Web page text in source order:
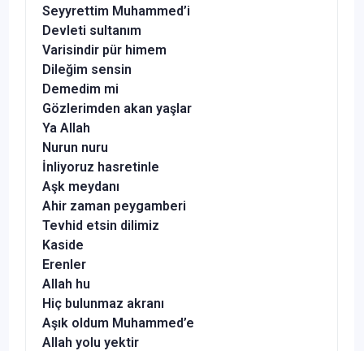
Seyyrettim Muhammed’i
Devleti sultanım
Varisindir pür himem
Dileğim sensin
Demedim mi
Gözlerimden akan yaşlar
Ya Allah
Nurun nuru
İnliyoruz hasretinle
Aşk meydanı
Ahir zaman peygamberi
Tevhid etsin dilimiz
Kaside
Erenler
Allah hu
Hiç bulunmaz akranı
Aşık oldum Muhammed’e
Allah yolu yektir